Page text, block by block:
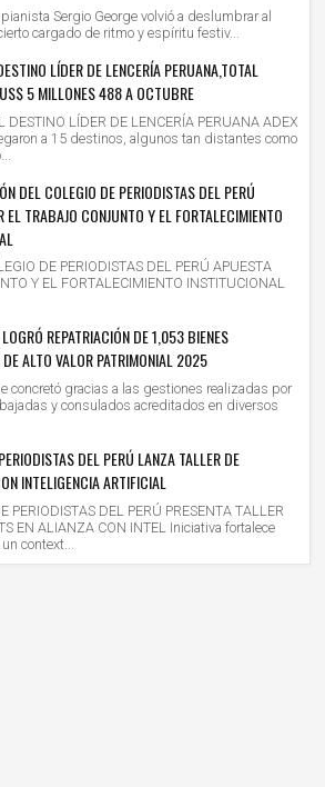
Sergio George volvió a deslumbrar al
cargado de ritmo y espíritu festiv...
LÍDER DE LENCERÍA PERUANA,TOTAL
5 MILLONES 488 A OCTUBRE
DESTINO LÍDER DE LENCERÍA PERUANA ADEX
a 15 destinos, algunos tan distantes como
DEL COLEGIO DE PERIODISTAS DEL PERÚ
EL TRABAJO CONJUNTO Y EL FORTALECIMIENTO
DE PERIODISTAS DEL PERÚ APUESTA
Y EL FORTALECIMIENTO INSTITUCIONAL
REPATRIACIÓN DE 1,053 BIENES
ALTO VALOR PATRIMONIAL 2025
concretó gracias a las gestiones realizadas por
y consulados acreditados en diversos
DEL PERÚ LANZA TALLER DE
INTELIGENCIA ARTIFICIAL
PERIODISTAS DEL PERÚ PRESENTA TALLER
EN ALIANZA CON INTEL Iniciativa fortalece
context...